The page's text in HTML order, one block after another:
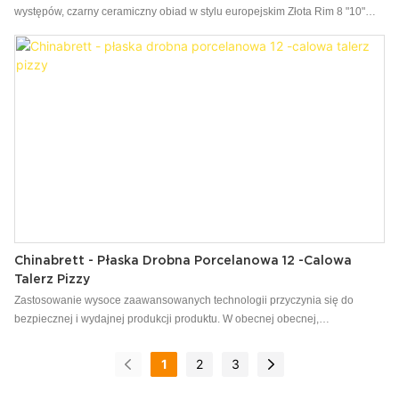
występów, czarny ceramiczny obiad w stylu europejskim Złota Rim 8 "10"
zaangażowane w polu (y) naczyń & Płyty.
Chinabrett - Płaska Drobna Porcelanowa 12 -calowa
Talerz Pizzy
Zastosowanie wysoce zaawansowanych technologii przyczynia się do
bezpiecznej i wydajnej produkcji produktu. W obecnej obecnej,
ceramiczne płyty ceramiczne mogą być szeroko widoczne w zakresie (i)
naczyń aplikacyjnych & Płyty.
1 2 3